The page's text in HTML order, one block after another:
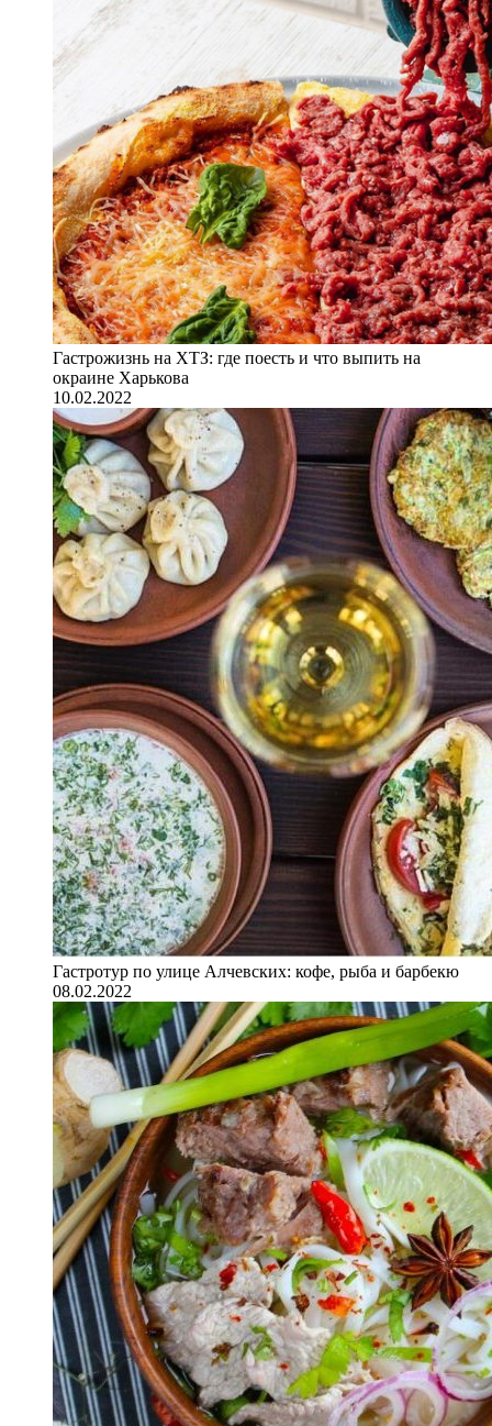
Гастрожизнь на ХТЗ: где поесть и что выпить на
окраине Харькова
10.02.2022
Гастротур по улице Алчевских: кофе, рыба и барбекю
08.02.2022